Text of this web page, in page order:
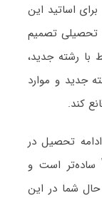
اساتید این
تصمیم
با رشته جدید،
جدید و موارد
کند.
تحصیل در
ساده‌تر است و
شما در این